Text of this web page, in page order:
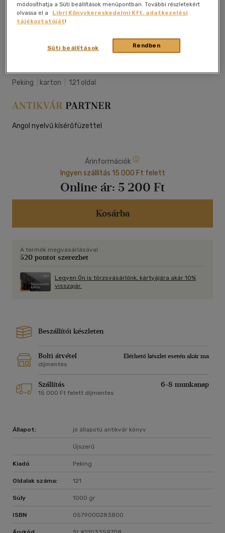
Kívánságlistához adom
Peking karton 121 oldal
Angol nyelvű kísérőfüzettel
Árinformációk
Ingyen szállítás 15 000 Ft felett
Online ár: 5 200 Ft
Kosárba
A termék megvásárlásával
520 pontot szerezhet
Legyen Ön is törzsvásárlónk, kártyájára akár 10%
visszajár.
Beszállítói készleten
Bolti átvétel
Elérhető készlet esetén akár ma
díjmentes
Szállítás 6-8 munkanap
15 000 Ft felett díjmentes
Állapot: jó állapotú antikvár könyv
Újszerű
Kiadó Peking
Oldalak száma: 121
Súly 1000 gr
ISBN 0579000283800
módosíthatja a Süti beállítások menüpontban. További részletekért
olvassa el a
Libri Könyvkereskedelmi Kft. adatkezelési
tájékoztatóját!
Rendben
Süti beállítások